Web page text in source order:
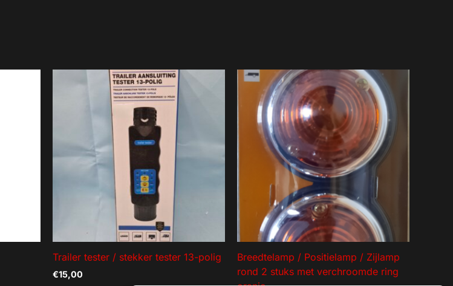
Trailer tester / stekker tester 13-polig
€15,00
Breedtelamp / Positielamp / Zijlamp
rond 2 stuks met verchroomde ring